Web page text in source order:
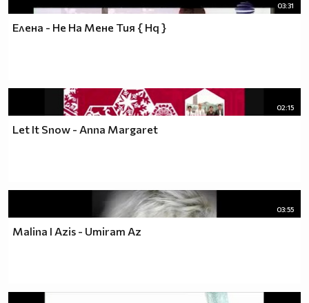
03:31
Елена - Не На Мене Тия { Hq }
02:15
Let It Snow - Anna Margaret
03:55
Malina I Azis - Umiram Az